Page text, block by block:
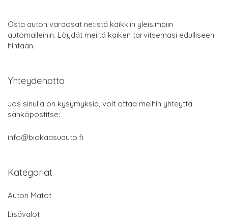
Osta auton varaosat netistä kaikkiin yleisimpiin
automalleihin. Löydät meiltä kaiken tarvitsemasi edulliseen
hintaan.
Yhteydenotto
Jos sinulla on kysymyksiä, voit ottaa meihin yhteyttä
sähköpostitse:
info@biokaasuauto.fi
Kategoriat
Auton Matot
Lisävalot